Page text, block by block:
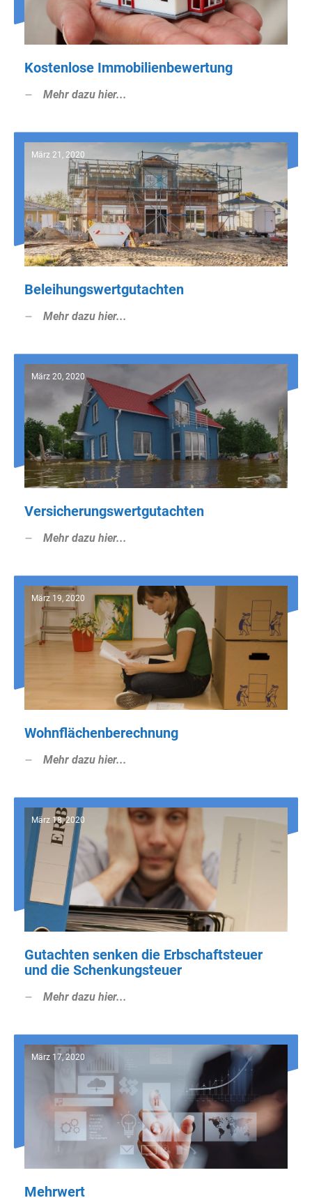
Kostenlose Immobilienbewertung
Mehr dazu hier...
März 21, 2020
Beleihungswertgutachten
Mehr dazu hier...
März 20, 2020
Versicherungswertgutachten
Mehr dazu hier...
März 19, 2020
Wohnflächenberechnung
Mehr dazu hier...
März 18, 2020
Gutachten senken die Erbschaftsteuer
und die Schenkungsteuer
Mehr dazu hier...
März 17, 2020
Mehrwert